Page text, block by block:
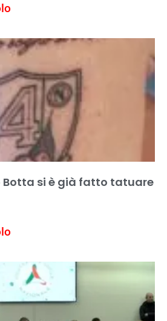
Botta si è già fatto tatuare